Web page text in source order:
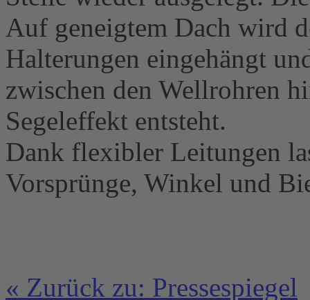
Auf geneigtem Dach wird
Halterungen eingehängt
zwischen den Wellrohren
Segeleffekt entsteht.
Dank flexibler Leitungen
Vorsprünge, Winkel und
« Zurück zu: Pressespiegel